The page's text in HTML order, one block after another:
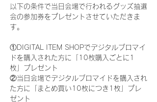
以下の条件で当日会場で行われるグッズ抽選
会の参加券をプレゼントさせていただきま
す。
①DIGITAL ITEM SHOPでデジタルブロマイ
ドを購入された方に「10枚購入ごとに1
枚」プレゼント
②当日会場でデジタルブロマイドを購入され
た方に「まとめ買い10枚につき1枚」プレ
ゼント